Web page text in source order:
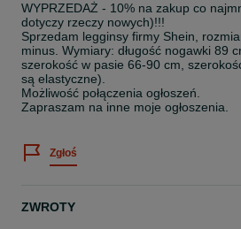
WYPRZEDAŻ - 10% na zakup co
dotyczy rzeczy nowych)!!!
Sprzedam legginsy firmy Shein,
minus. Wymiary: długość nogawki 89
szerokość w pasie 66-90 cm,
są elastyczne).
Możliwość połączenia ogłoszeń.
Zapraszam na inne moje ogłoszenia.
Zgłoś
ZWROTY